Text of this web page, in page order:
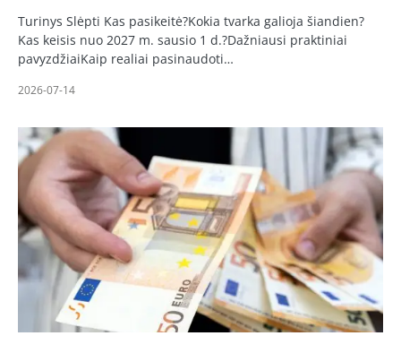
Turinys Slėpti Kas pasikeitė?Kokia tvarka galioja šiandien?
Kas keisis nuo 2027 m. sausio 1 d.?Dažniausi praktiniai
pavyzdžiaiKaip realiai pasinaudoti…
2026-07-14